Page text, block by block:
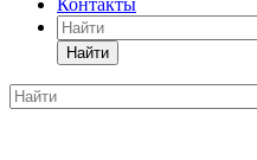
Контакты
Найти